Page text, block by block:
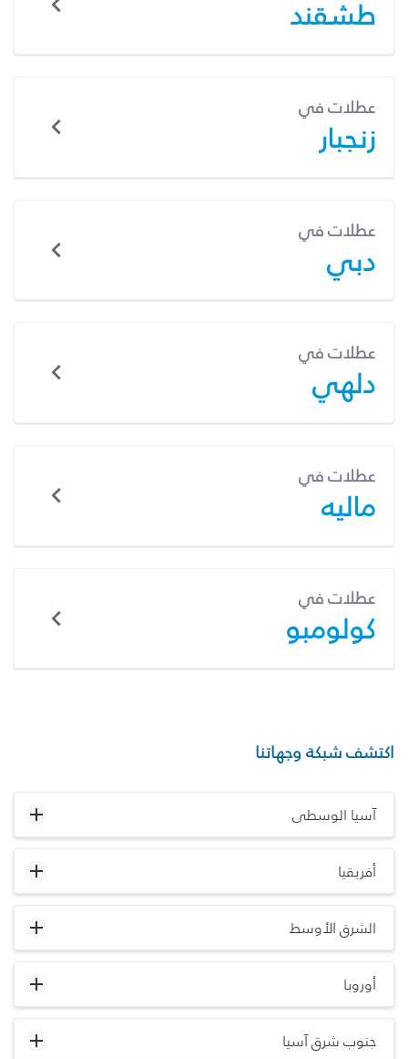
طشقند
عطلات في
زنجبار
عطلات في
دبي
عطلات في
دلهي
عطلات في
ماليه
عطلات في
كولومبو
اكتشف شبكة وجهاتنا
آسيا الوسطى
أفريقيا
الشرق الأوسط
أوروبا
جنوب شرق آسيا